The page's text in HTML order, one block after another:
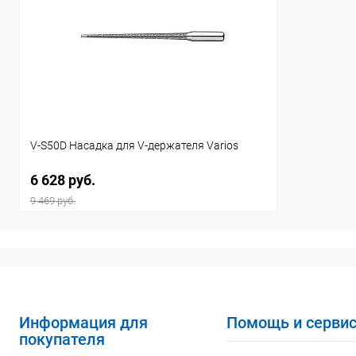
V-S50D Насадка для V-держателя Varios
6 628 руб.
9 469 руб.
Информация для
покупателя
Помощь и